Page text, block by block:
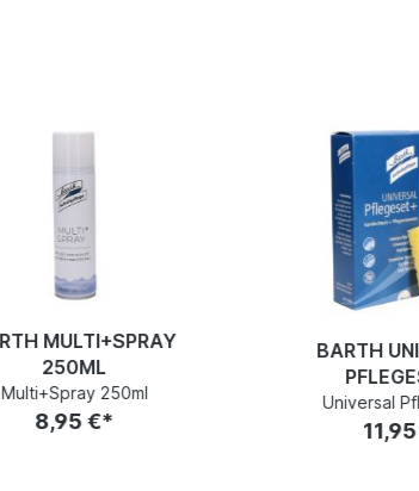
MULTI+SPRAY
250ML
Multi+Spray 250ml
8,95 €*
BARTH
Universal